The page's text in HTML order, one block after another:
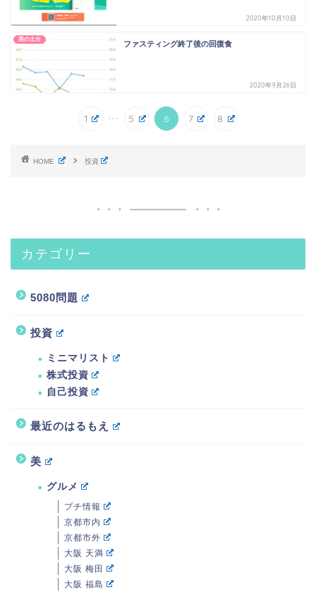
2020年10月10日
美の土台
ファスティング終了後の回復食
2020年9月26日
1 ... 5 6 7 8
HOME 投資
カテゴリー
5080問題
投資
ミニマリスト
株式投資
自己投資
最近のはるもえ
美
グルメ
プチ情報
京都市内
京都市外
大阪 天満
大阪 梅田
大阪 福島